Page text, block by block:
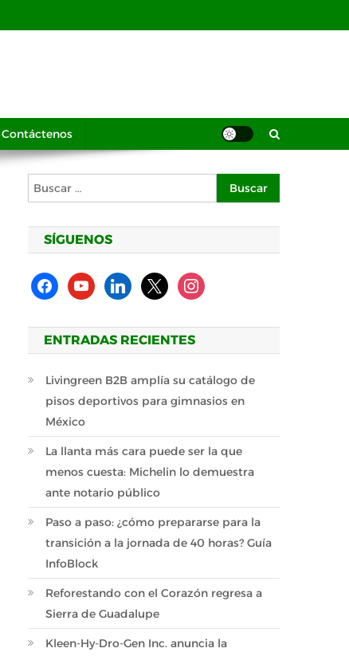
Contáctenos
Buscar:
SÍGUENOS
facebookyoutubelinkedin
x instagram
ENTRADAS RECIENTES
Livingreen B2B amplía su catálogo de
pisos deportivos para gimnasios en
México
La llanta más cara puede ser la que
menos cuesta: Michelin lo demuestra
ante notario público
Paso a paso: ¿cómo prepararse para la
transición a la jornada de 40 horas? Guía
InfoBlock
Reforestando con el Corazón regresa a
Sierra de Guadalupe
Kleen-Hy-Dro-Gen Inc. anuncia la